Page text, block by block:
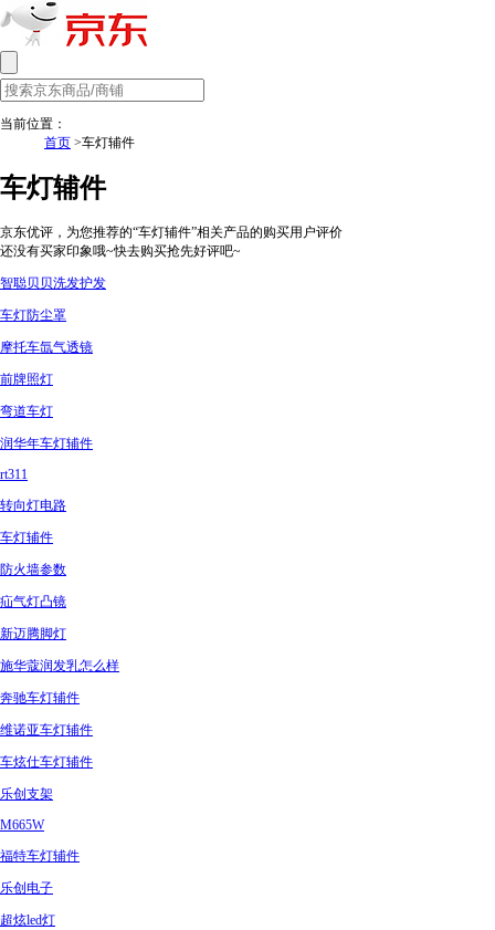
当前位置：
首页 >车灯辅件
车灯辅件
京东优评，为您推荐的“车灯辅件”相关产品的购买用户评价
还没有买家印象哦~快去购买抢先好评吧~
智聪贝贝洗发护发
车灯防尘罩
摩托车氙气透镜
前牌照灯
弯道车灯
润华年车灯辅件
rt311
转向灯电路
车灯辅件
防火墙参数
疝气灯凸镜
新迈腾脚灯
施华蔻润发乳怎么样
奔驰车灯辅件
维诺亚车灯辅件
车炫仕车灯辅件
乐创支架
M665W
福特车灯辅件
乐创电子
超炫led灯